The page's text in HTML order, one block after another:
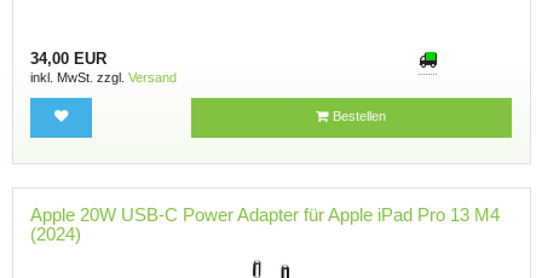
34,00 EUR
inkl. MwSt. zzgl. Versand
Bestellen
Apple 20W USB-C Power Adapter für Apple iPad Pro 13 M4
(2024)